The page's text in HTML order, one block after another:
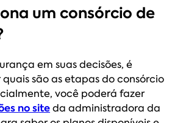
um consórcio de
em suas decisões, é
são as etapas do consórcio
você poderá fazer
no siteda administradora da